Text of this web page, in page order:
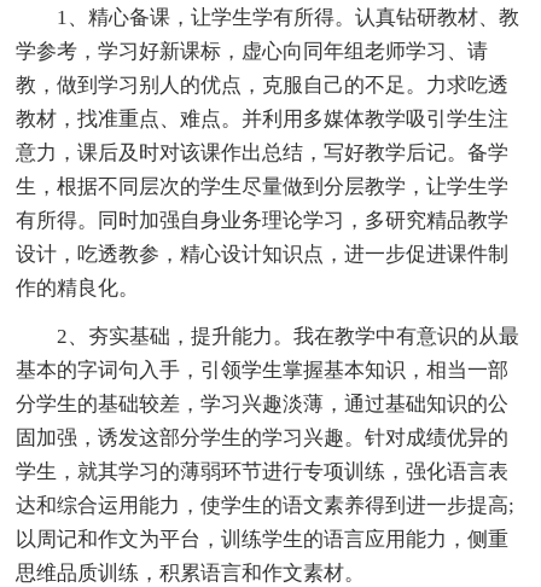
1、精心备课，让学生学有所得。认真钻研教材、教
学参考，学习好新课标，虚心向同年组老师学习、请
教，做到学习别人的优点，克服自己的不足。力求吃透
教材，找准重点、难点。并利用多媒体教学吸引学生注
意力，课后及时对该课作出总结，写好教学后记。备学
生，根据不同层次的学生尽量做到分层教学，让学生学
有所得。同时加强自身业务理论学习，多研究精品教学
设计，吃透教参，精心设计知识点，进一步促进课件制
作的精良化。
2、夯实基础，提升能力。我在教学中有意识的从最
基本的字词句入手，引领学生掌握基本知识，相当一部
分学生的基础较差，学习兴趣淡薄，通过基础知识的公
固加强，诱发这部分学生的学习兴趣。针对成绩优异的
学生，就其学习的薄弱环节进行专项训练，强化语言表
达和综合运用能力，使学生的语文素养得到进一步提高;
以周记和作文为平台，训练学生的语言应用能力，侧重
思维品质训练，积累语言和作文素材。